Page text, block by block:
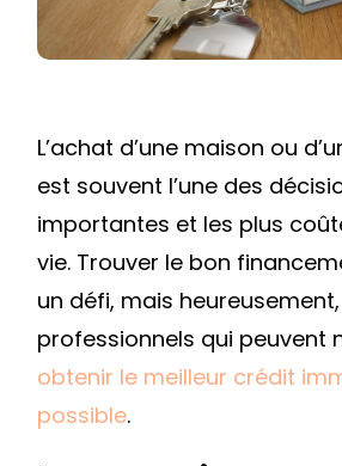
DE
L’achat d’une maison ou
est souvent l’une des
importantes et les plus
vie. Trouver le bon
un défi, mais
professionnels qui peuvent
obtenir le meilleur crédit
possible.